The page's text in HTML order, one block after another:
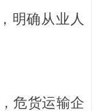
明确从业人
危货运输企